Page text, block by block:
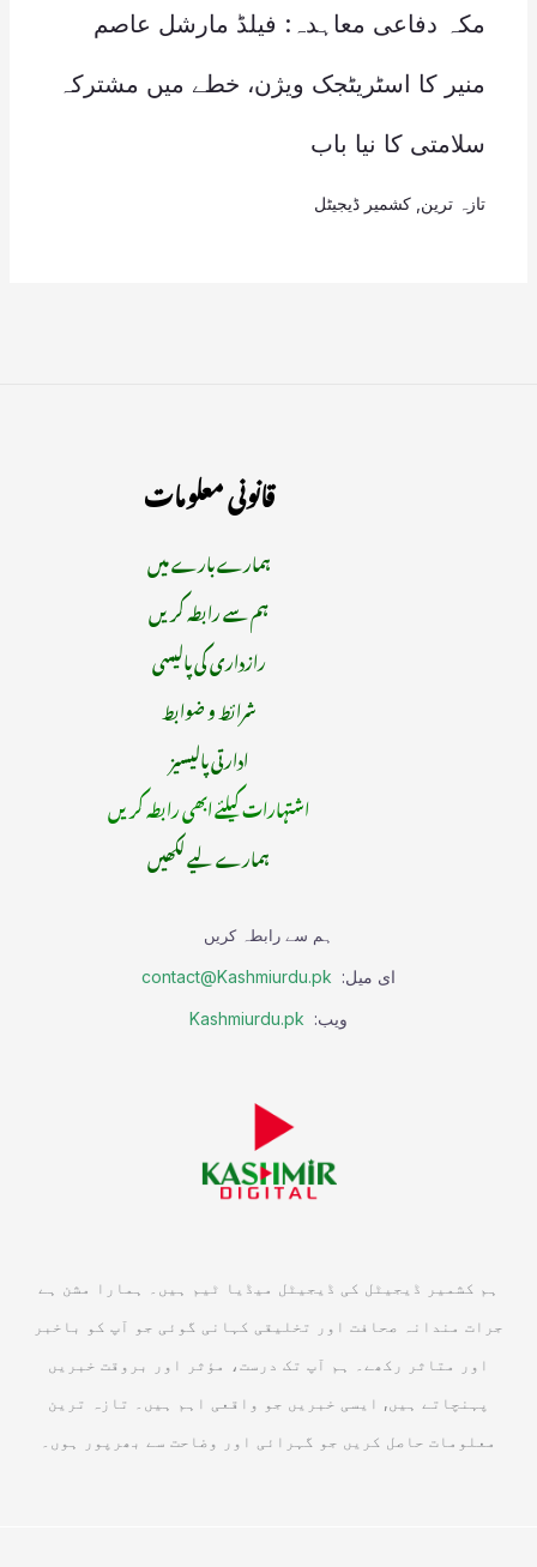
مکہ دفاعی معاہدہ: فیلڈ مارشل عاصم
منیر کا اسٹریٹجک ویژن، خطے میں مشترکہ
سلامتی کا نیا باب
تازہ ترین کشمیر ڈیجیٹل
قانونی معلومات
ہمارے بارے میں
ہم سے رابطہ کریں
رازداری کی پالیسی
شرائط و ضوابط
ادارتی پالیسیز
اشتہارات کیلئے ابھی رابطہ کریں
ہمارے لیے لکھیں
ہم سے رابطہ کریں
ای میل: contact@Kashmiurdu.pk
ویب: Kashmiurdu.pk
ہم کشمیر ڈیجیٹل کی ڈیجیٹل میڈیا ٹیم ہیں۔ ہمارا مشن ہے
جرات مندانہ صحافت اور تخلیقی کہانی گوئی جو آپ کو باخبر
اور متاثر رکھے۔ ہم آپ تک درست، مؤثر اور بروقت خبریں
پہنچاتے ہیں, ایسی خبریں جو واقعی اہم ہیں۔ تازہ ترین
معلومات حاصل کریں جو گہرائی اور وضاحت سے بھرپور ہوں۔